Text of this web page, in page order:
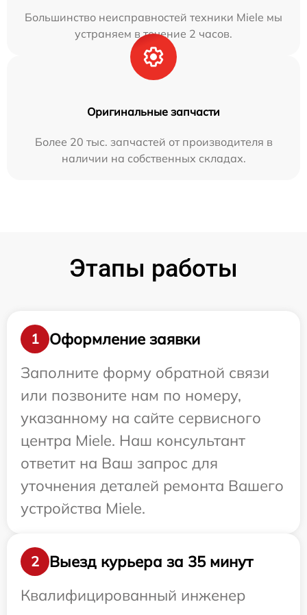
Большинство неисправностей техники Miele мы
устраняем в течение 2 часов.
Оригинальные запчасти
Более 20 тыс. запчастей от производителя в
наличии на собственных складах.
Этапы работы
1
Оформление заявки
Заполните форму обратной связи
или позвоните нам по номеру,
указанному на сайте сервисного
центра Miele. Наш консультант
ответит на Ваш запрос для
уточнения деталей ремонта Вашего
устройства Miele.
2
Выезд курьера за 35 минут
Квалифицированный инженер